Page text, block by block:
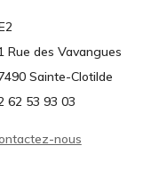
Rue des Vavangues
Sainte-Clotilde
62 53 93 03
nous